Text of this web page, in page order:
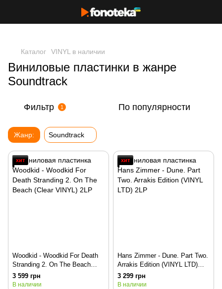
Каталог VINYL в наличии
Виниловые пластинки в жанре
Soundtrack
Фильтр 1 По популярности
Жанр: Soundtrack
хит
Woodkid - Woodkid For Death
Stranding 2. On The Beach
(Clear VINYL) 2LP
3 599 грн
В наличии
хит
Hans Zimmer - Dune. Part Two.
Arrakis Edition (VINYL LTD)
2LP
3 299 грн
В наличии